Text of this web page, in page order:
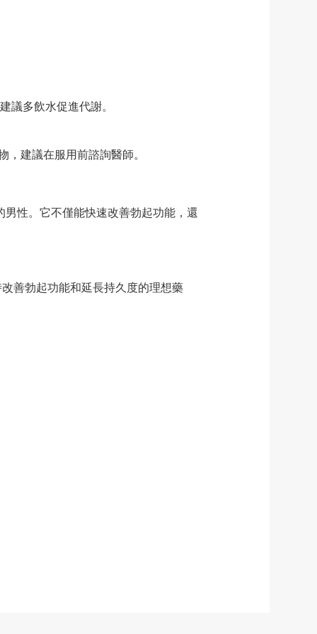
議多飲水促進代謝。
建議在服用前諮詢醫師。
性。它不僅能快速改善勃起功能，還
善勃起功能和延長持久度的理想藥